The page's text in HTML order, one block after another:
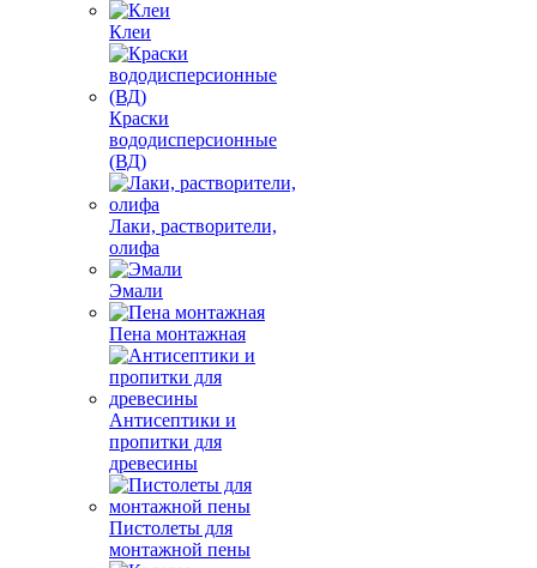
Клеи
Краски
вододисперсионные
(ВД)
Лаки, растворители,
олифа
Эмали
Пена монтажная
Антисептики и
пропитки для
древесины
Пистолеты для
монтажной пены